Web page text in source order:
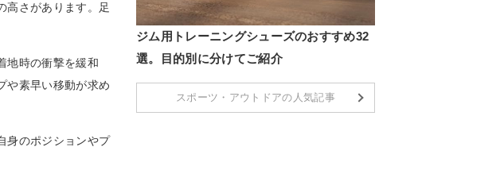
高さがあります。足
地時の衝撃を緩和
や素早い移動が求め
身のポジションやプ
ジム用トレーニングシューズのおすすめ32
選。目的別に分けてご紹介
スポーツ・アウトドアの人気記事